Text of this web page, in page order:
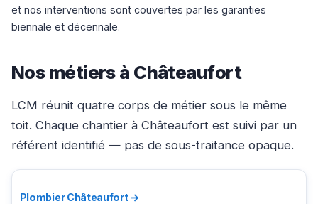
et nos interventions sont couvertes par les garanties
biennale et décennale.
Nos métiers à Châteaufort
LCM réunit quatre corps de métier sous le même
toit. Chaque chantier à Châteaufort est suivi par un
référent identifié — pas de sous-traitance opaque.
Plombier Châteaufort →